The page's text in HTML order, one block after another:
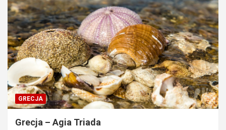
GRECJA
Grecja – Agia Triada